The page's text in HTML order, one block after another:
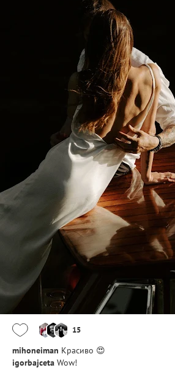
15
mihoneiman Красиво 😍
igorbajceta Wow!